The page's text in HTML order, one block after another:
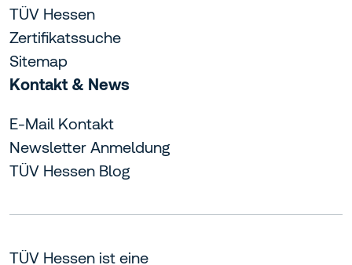
TÜV Hessen
Zertifikatssuche
Sitemap
Kontakt & News
E-Mail Kontakt
Newsletter Anmeldung
TÜV Hessen Blog
TÜV Hessen ist eine